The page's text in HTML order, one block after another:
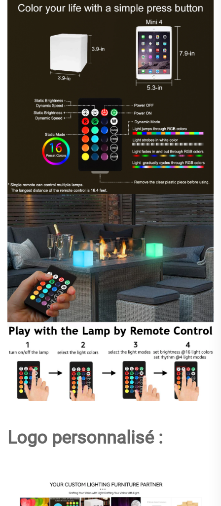
Logo personnalisé :